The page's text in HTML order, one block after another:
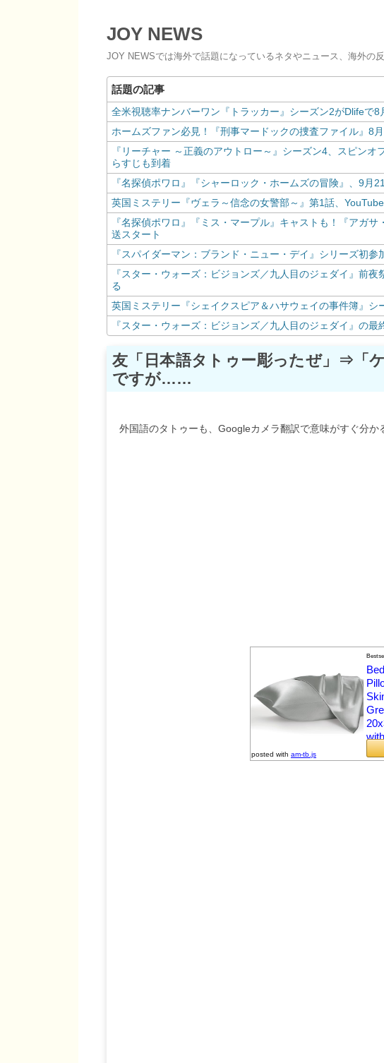
JOY NEWS
JOY NEWSでは海外で話題になっているネタやニュース、海外の
全米視聴率ナンバーワン『トラッカー』シーズン2がDlifeで8
ホームズファン必見！『刑事マードックの捜査ファイル』8
『リーチャー ～正義のアウトロー～』シーズン4、スピン
らすじも到着
『名探偵ポワロ』『シャーロック・ホームズの冒険』、9月
英国ミステリー『ヴェラ～信念の女警部～』第1話、
『名探偵ポワロ』『ミス・マープル』キャストも！『アガ
送スタート
『スパイダーマン：ブランド・ニュー・デイ』シリーズ初参
『スター・ウォーズ：ビジョンズ／九人目のジェダイ』前
る
英国ミステリー『シェイクスピア＆ハサウェイの事件簿』シ
『スター・ウォーズ：ビジョンズ／九人目のジェダイ』の
友「日本語タトゥー彫ったぜ」⇒「
ですが……
外国語のタトゥーも、Googleカメラ翻訳で意味がすぐ分か
posted with am-tb.js